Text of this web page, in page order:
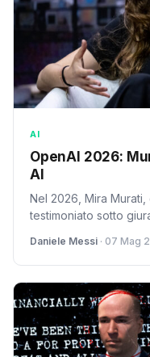
AI
OpenAI 2026:
AI
Nel 2026, Mira
testimoniato sotto
sollevando dubbi sulla
Daniele Messi · 07 Mag